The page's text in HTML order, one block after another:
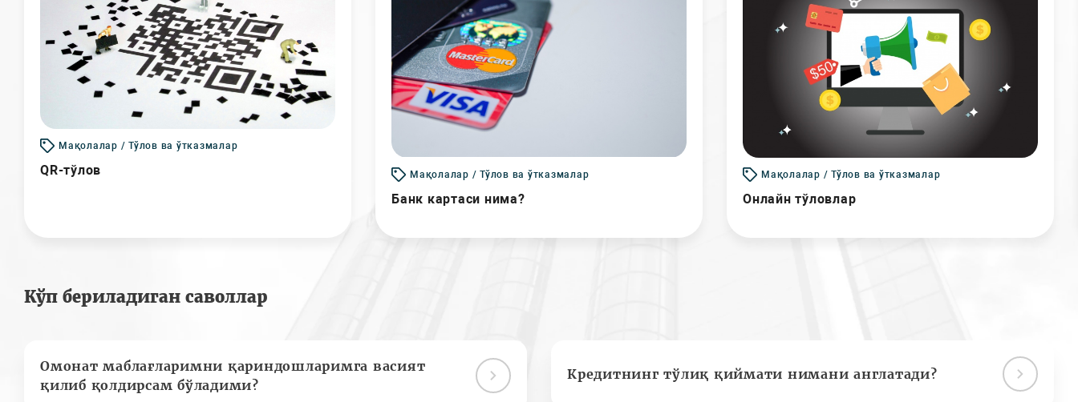
Мақолалар / Тўлов ва ўтказмалар
QR-тўлов Мақолалар / Тўлов ва ўтказмалар
Банк картаси нима?
Мақолалар / Тўлов ва ўтказмалар
Онлайн тўловлар
Кўп бериладиган саволлар
Омонат маблағларимни қариндошларимга васият
қилиб қолдирсам бўладими?
Кредитнинг тўлиқ қиймати нимани англатади?